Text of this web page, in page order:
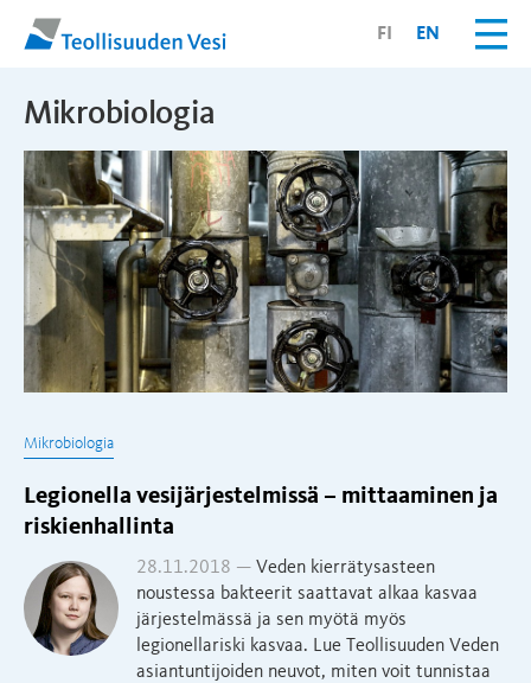
FI EN
Mikrobiologia
Mikrobiologia
Legionella vesijärjestelmissä – mittaaminen ja
riskienhallinta
28.11.2018 — Veden kierrätysasteen
noustessa bakteerit saattavat alkaa kasvaa
järjestelmässä ja sen myötä myös
legionellariski kasvaa. Lue Teollisuuden Veden
asiantuntijoiden neuvot, miten voit tunnistaa